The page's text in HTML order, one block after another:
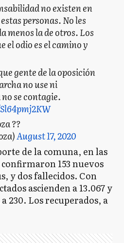
no existen en
personas. No les
menos la de otros. Los
el odio es el camino y
gente de la oposición
no use ni
se contagie.
??
August 17, 2020
de la comuna, en las
153 nuevos
y dos fallecidos. Con
ascienden a 13.067 y
230. Los recuperados, a